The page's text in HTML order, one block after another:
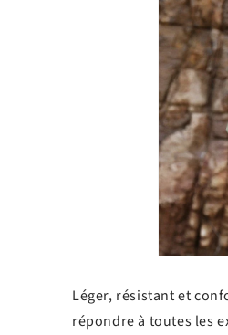
Léger, résistant et
répondre à toutes les